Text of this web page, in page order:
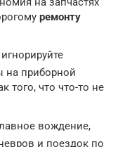
ремонту
на приборной
того, что что-то не
вождение,
и поездок по